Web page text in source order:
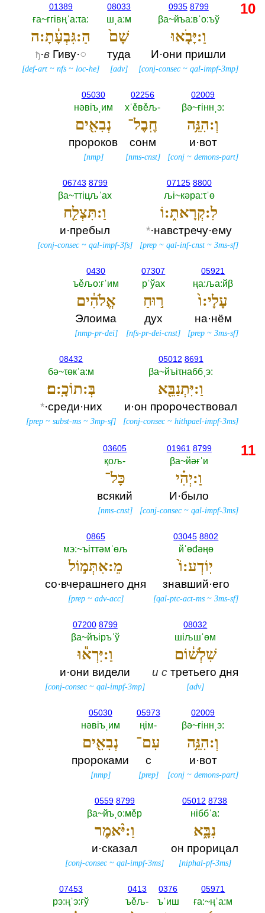
0935 8799
βа~йъа:вˈо:ъў
וַ:יָּבֹ֤אוּ
И·они пришли
[conj-consec ~qal-impf-3mp]
08033
шˌа:м
שָׁם֙
туда
[adv]
01389
ға~ггiвңˈа:τа:‎
הַ:גִּבְעָ֔תָ:ה
ђ·вГиву·○
[def-art ~nfs ~loc-he]
02009
βә~ғiннˌэ:‎
וְ:הִנֵּ֥ה
и·вот
[conj ~demons-part]
02256
хˈěвěљ-‎
חֶֽבֶל־
сонм
[nms-cnst]
05030
нәвiъˌим
נְבִאִ֖ים
пророков
[nmp]
07125 8800
љi~кәра:τˈө
לִ:קְרָאת֑:וֹ
*·навстречу·ему
[prep ~qal-inf-cnst ~3ms-sf]
06743 8799
βа~ттiцљˈах
וַ:תִּצְלַ֤ח
и·пребыл
[conj-consec ~qal-impf-3fs]
05921
ңа:ља:йβ
עָלָי:ו֙
на·нём
[prep ~3ms-sf]
07307
рˈўах
ר֣וּחַ
дух
[nfs-pr-dei-cnst]
0430
ъěљо:ғˈим
אֱלֹהִ֔ים
Элоима
[nmp-pr-dei]
05012 8691
βа~йъiτнаббˌэ:‎
וַ:יִּתְנַבֵּ֖א
и·он пророчествовал
[conj-consec ~hithpael-impf-3ms]
08432
бә~τөкˈа:м
בְּ:תוֹכָֽ:ם׃
*·среди·них
[prep ~subst-ms ~3mp-sf]
10
01961 8799
βа~йәғˈи
וַ:יְהִ֗י
И·было
[conj-consec ~qal-impf-3ms]
03605
қољ-‎
כָּל־
всякий
[nms-cnst]
03045 8802
йˈөđәңө
יֽוֹדְע:וֹ֙
знавший·его
[qal-ptc-act-ms ~3ms-sf]
0865
мэ:~ъiттәмˈөљ
מֵ:אִתְּמ֣וֹל
со·вчерашнего дня
[prep~ adv-acc]
08032
шiљшˈөм
שִׁלְשׁ֔וֹם
и с третьего дня
[adv]
07200 8799
βа~йъiръˈў
וַ:יִּרְא֕וּ
и·они видели
[conj-consec ~qal-impf-3mp]
02009
βә~ғiннˌэ:‎
וְ:הִנֵּ֥ה
и·вот
[conj ~demons-part]
05973
ңiм-‎
עִם־
с
[prep]
05030
нәвiъˌим
נְבִאִ֖ים
пророками
[nmp]
05012 8738
нiббˈа:‎
נִבָּ֑א
он прорицал
[niphal-pf-3ms]
0559 8799
βа~йъˌо:мěр
וַ:יֹּ֨אמֶר
и·сказал
[conj-consec ~qal-impf-3ms]
05971
ға:~ңˈа:м
0376
ъˈиш
0413
ъěљ-‎
07453
рэ:ңˈэ:ғў
11